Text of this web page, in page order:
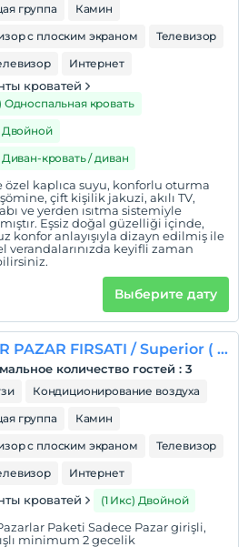
группа
Камин
с плоским экраном
Телевизор
Интернет
кроватей
Односпальная кровать
Двойной
Диван-кровать / диван
özel kaplıca suyu, konforlu oturma
çift kişilik jakuzi, akılı TV,
ve yerden ısıtma sistemiyle
Eşsiz doğal güzelliği içinde,
konfor anlayışıyla dizayn edilmiş ile
verandalarınızda keyifli zaman
Выберите дату
SUPER PAZAR FIRSATI / Superior ( 1+1 bungalov / oda içinde jakuzi)
количество гостей : 3
Кондиционирование воздуха
группа
Камин
с плоским экраном
Телевизор
Интернет
кроватей (1 Икс) Двойной
Paketi Sadece Pazar girişli,
minimum 2 gecelik